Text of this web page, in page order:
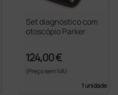
Set diagnóstico com
otoscópio Parker
124,00 €
(Preço sem IVA)
1 unidade